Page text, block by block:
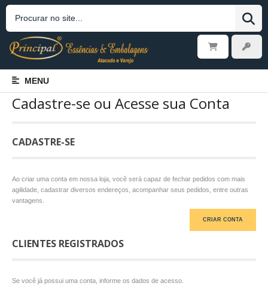
MENU
Cadastre-se ou Acesse sua Conta
CADASTRE-SE
Ao criar uma conta em nossa loja, você será capaz de fechar pedidos com mais
agilidade, cadastrar diversos endereços, acompanhar seus pedidos, entre outras
vantagens.
CRIAR CONTA
CLIENTES REGISTRADOS
Se você já possui uma conta, informe os dados de acesso.